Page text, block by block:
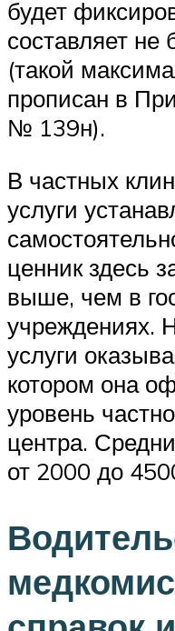
будет
составляет не
(такой
прописан в
№ 139н).
В частных
услуги
ценник здесь
выше, чем в
учреждениях.
услуги
котором она
уровень
центра.
от 2000 до